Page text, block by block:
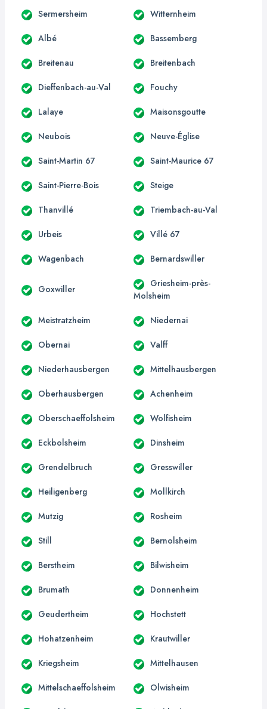
Sermersheim Witternheim
Albé Bassemberg
Breitenau Breitenbach
Dieffenbach-au-Val Fouchy
Lalaye Maisonsgoutte
Neubois Neuve-Église
Saint-Martin 67 Saint-Maurice 67
Saint-Pierre-Bois Steige
Thanvillé Triembach-au-Val
Urbeis Villé 67
Wagenbach Bernardswiller
Goxwiller
Griesheim-près-
Molsheim
Meistratzheim Niedernai
Obernai Valff
Niederhausbergen Mittelhausbergen
Oberhausbergen Achenheim
Oberschaeffolsheim Wolfisheim
Eckbolsheim Dinsheim
Grendelbruch Gresswiller
Heiligenberg Mollkirch
Mutzig Rosheim
Still Bernolsheim
Berstheim Bilwisheim
Brumath Donnenheim
Geudertheim Hochstett
Hohatzenheim Krautwiller
Kriegsheim Mittelhausen
Mittelschaeffolsheim Olwisheim